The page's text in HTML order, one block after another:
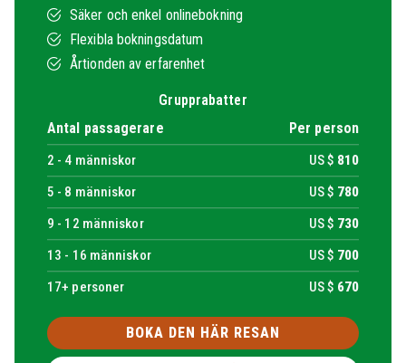
Säker och enkel onlinebokning
Flexibla bokningsdatum
Årtionden av erfarenhet
Grupprabatter
Antal passagerare
Per person
2 - 4 människor US $ 810
5 - 8 människor US $ 780
9 - 12 människor US $ 730
13 - 16 människor US $ 700
17+ personer
US $ 670
BOKA DEN HÄR RESAN